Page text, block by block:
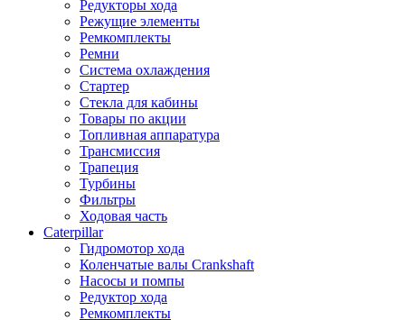
Редукторы хода
Режущие элементы
Ремкомплекты
Ремни
Система охлаждения
Стартер
Стекла для кабины
Товары по акции
Топливная аппаратура
Трансмиссия
Трапеция
Турбины
Фильтры
Ходовая часть
Caterpillar
Гидромотор хода
Коленчатые валы Crankshaft
Насосы и помпы
Редуктор хода
Ремкомплекты